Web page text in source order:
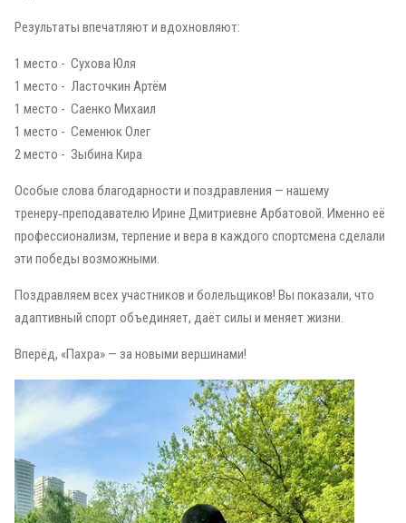
Результаты впечатляют и вдохновляют:
1 место - Сухова Юля
1 место - Ласточкин Артём
1 место - Саенко Михаил
1 место - Семенюк Олег
2 место - Зыбина Кира
Особые слова благодарности и поздравления — нашему
тренеру‑преподавателю Ирине Дмитриевне Арбатовой. Именно её
профессионализм, терпение и вера в каждого спортсмена сделали
эти победы возможными.
Поздравляем всех участников и болельщиков! Вы показали, что
адаптивный спорт объединяет, даёт силы и меняет жизни.
Вперёд, «Пахра» — за новыми вершинами!